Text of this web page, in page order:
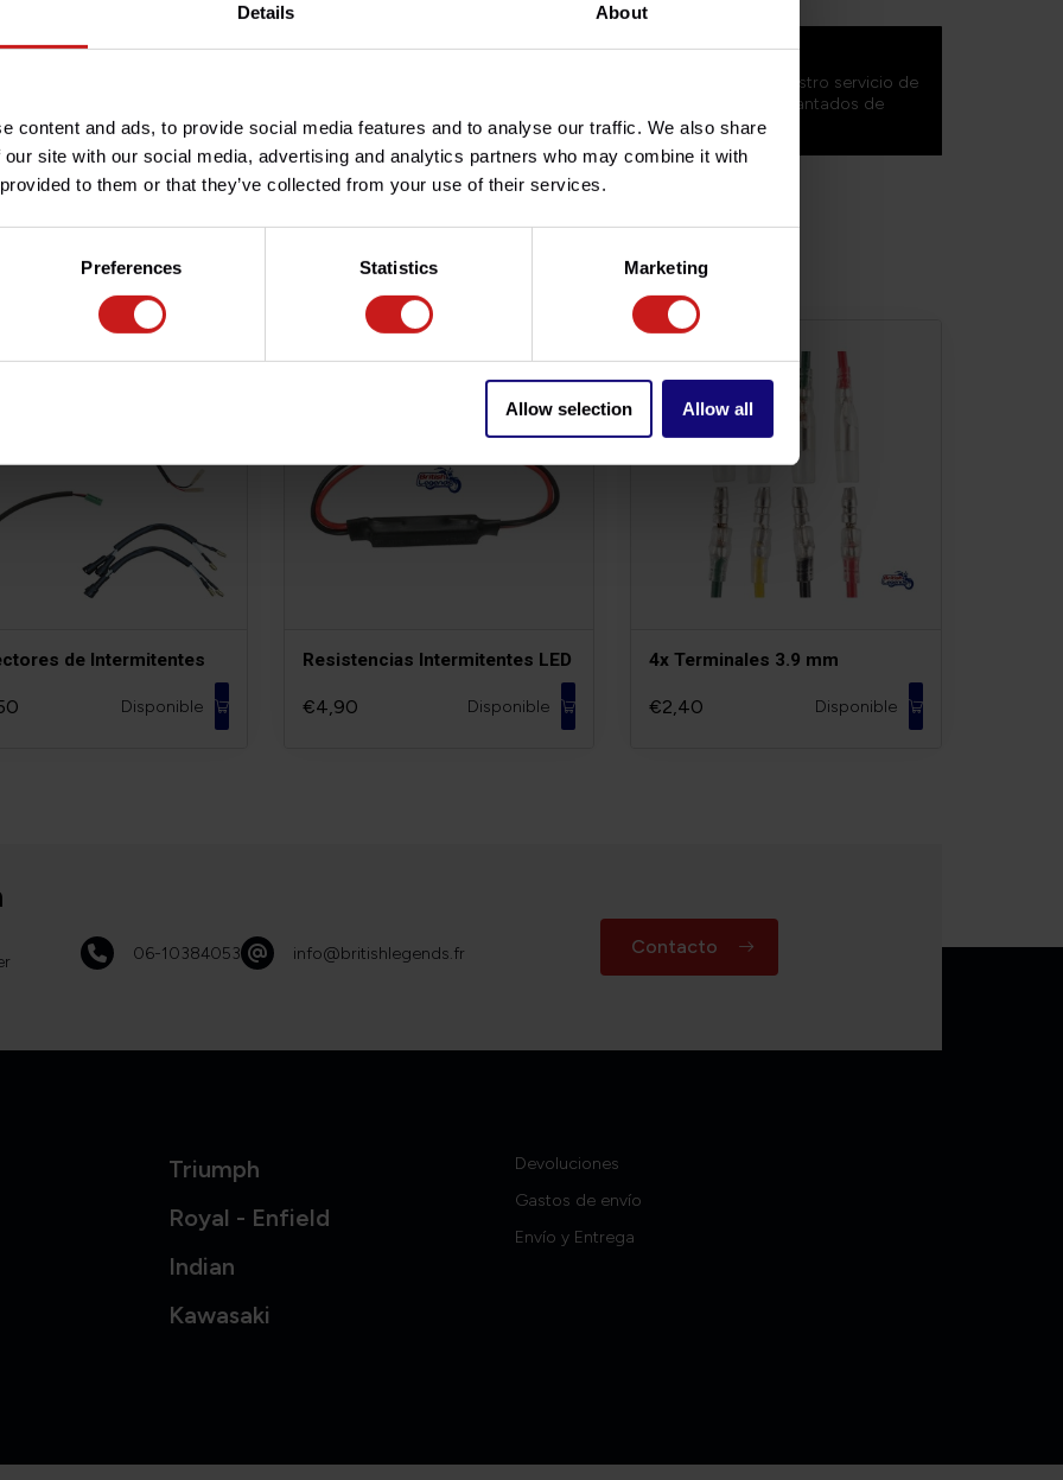
Details About
content and ads, to provide social media features and to analyse our traffic. We also share
site with our social media, advertising and analytics partners who may combine it with
to them or that they’ve collected from your use of their services.
Preferences Statistics Marketing
Allow selection Allow all
de calor estándar.
¿Tienes alguna pregunta sobre este producto?
¿Necesita ayuda con su pedido? No dude en contactar con nuestro servicio de
. ¡Estaremos encantados de
ayudarle!
de Intermitentes
Disponible
Resistencias Intermitentes LED
€4,90 Disponible
4x Terminales 3.9 mm
€2,40 Disponible
06-10384053 info@britishlegends.fr Contacto
Triumph
Royal - Enfield
Indian
Kawasaki
Devoluciones
Gastos de envío
Envío y Entrega